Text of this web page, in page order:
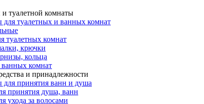
туалетной комнаты
для туалетных и ванных комнат
туалетных комнат
крючки
кольца
комнат
и принадлежности
для принятия ванн и душа
принятия душа, ванн
ухода за волосами